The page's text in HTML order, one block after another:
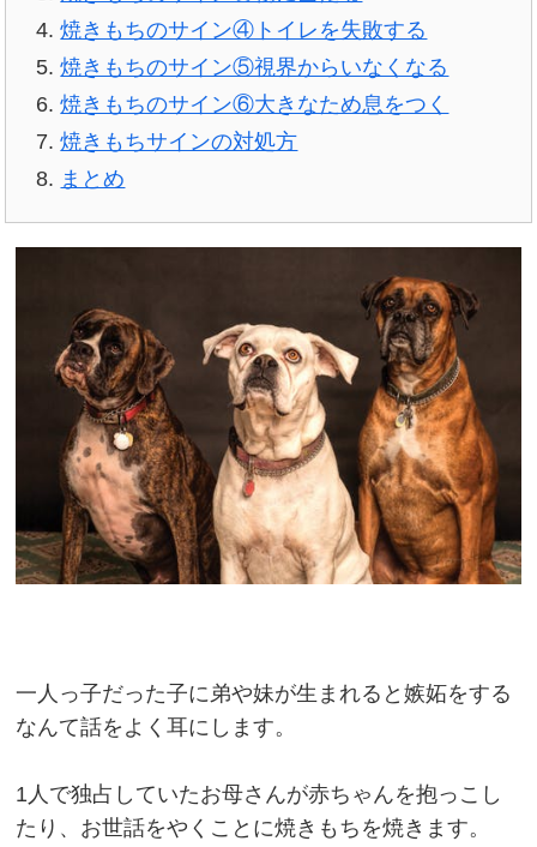
焼きもちのサイン④トイレを失敗する
焼きもちのサイン⑤視界からいなくなる
焼きもちのサイン⑥大きなため息をつく
焼きもちサインの対処方
まとめ
一人っ子だった子に弟や妹が生まれると嫉妬をする
なんて話をよく耳にします。
1人で独占していたお母さんが赤ちゃんを抱っこし
たり、お世話をやくことに焼きもちを焼きます。